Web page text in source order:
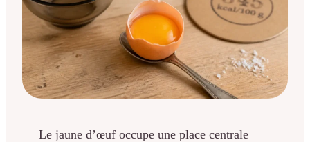
Le jaune d’œuf occupe une place centrale